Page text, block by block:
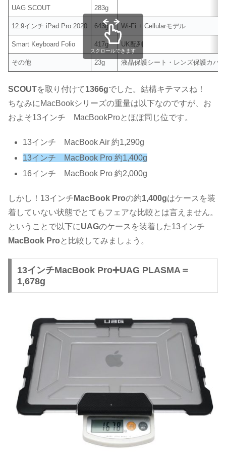
UAG SCOUT 283g
12.9インチ iPad Pro 2020 643g Wi-Fi + Cellularモデル
Smart Keyboard Folio 417g UK配列
その他 23g 液晶保護シート・レンズ保護カバー
スクロールできます
SCOUTを取り付けて1366gでした。結構キテマスね！
ちなみにMacBookシリーズの重量は以下なのですが、お
およそ13インチ MacBookProとほぼ同じ位です。
13インチ MacBook Air 約1,290g
13インチ MacBook Pro 約1,400g
16インチ MacBook Pro 約2,000g
しかし！13インチ MacBook Proの約1,400gはケースを装
着していない状態でとてもフェアな比較とは言えません。
ということで以下にUAGのケースを装着した13インチ
MacBook Pro と比較してみましょう。
13インチMacBook Pro➕UAG PLASMA＝
1,678g